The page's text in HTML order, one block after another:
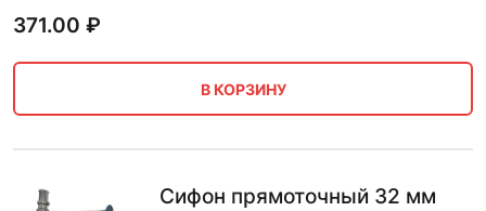
371.00 ₽
В КОРЗИНУ
Сифон прямоточный 32 мм